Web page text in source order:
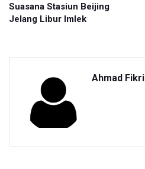
Suasana Stasiun Beijing
Jelang Libur Imlek
Ahmad Fikri